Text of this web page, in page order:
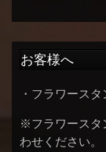
お客様へ
・フラワース
※フラワースタ
わせください。